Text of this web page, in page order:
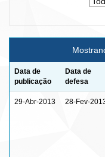
Data de
publicação
Data de
defesa
29-Abr-2013 28-Fev-